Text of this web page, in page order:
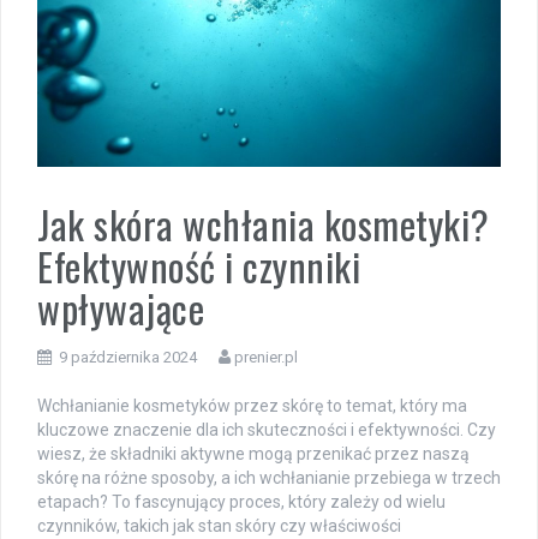
Jak skóra wchłania kosmetyki?
Efektywność i czynniki
wpływające
9 października 2024 prenier.pl
Wchłanianie kosmetyków przez skórę to temat, który ma
kluczowe znaczenie dla ich skuteczności i efektywności. Czy
wiesz, że składniki aktywne mogą przenikać przez naszą
skórę na różne sposoby, a ich wchłanianie przebiega w trzech
etapach? To fascynujący proces, który zależy od wielu
czynników, takich jak stan skóry czy właściwości